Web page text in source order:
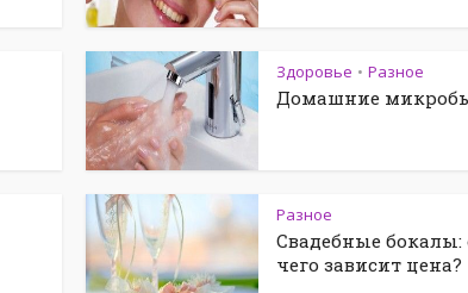
Здоровье • Разное
Домашние
Разное
Свадебные бокалы:
чего зависит цена?